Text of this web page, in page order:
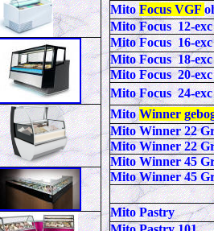
MitoFocus VGF
Mito Focus 12-exc
Mito Focus 16-exc
Mito Focus 18-exc
Mito Focus 20-exc
Mito Focus 24-exc
MitoWinner
Mito Winner 22
Mito Winner 22
Mito Winner 45
Mito Winner 45
Mito Pastry